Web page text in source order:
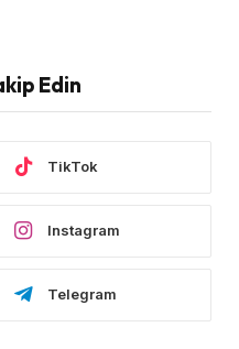
Edin
TikTok
Instagram
Telegram